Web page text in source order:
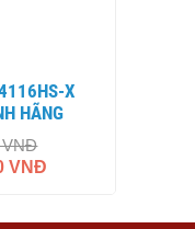
HÃNG
VNĐ
VNĐ